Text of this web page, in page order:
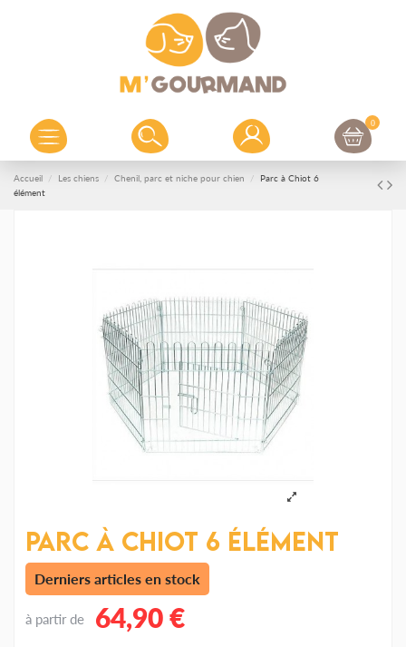
0
Accueil Les chiens Chenil, parc et niche pour chien
Parc à Chiot 6
élément
Parc à Chiot 6 élément
Derniers articles en stock
à partir de 64,90 €